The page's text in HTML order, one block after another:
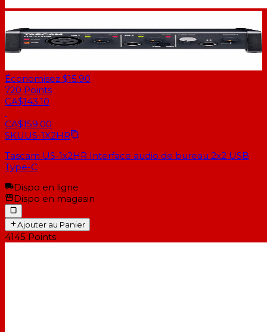
Économisez $15.90
720 Points
CA$143.10
CA$159.00
SKUUS-1X2HR
Tascam US-1x2HR Interface audio de bureau 2x2 USB
Type-C
Dispo en ligne
Dispo en magasin
Ajouter au Panier
4145 Points